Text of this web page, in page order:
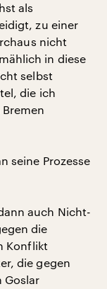
als
zu einer
nicht
in diese
selbst
die ich
seine Prozesse
auch Nicht-
die
Konflikt
die gegen
Goslar